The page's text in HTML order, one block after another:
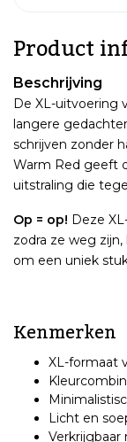
Product
Beschrijving
De XL-uitvoering
langere
schrijven zonder
Warm Red geeft
uitstraling die
Op = op! Deze
zodra ze weg
om een uniek
Kenmerken
XL-formaat
Licht en